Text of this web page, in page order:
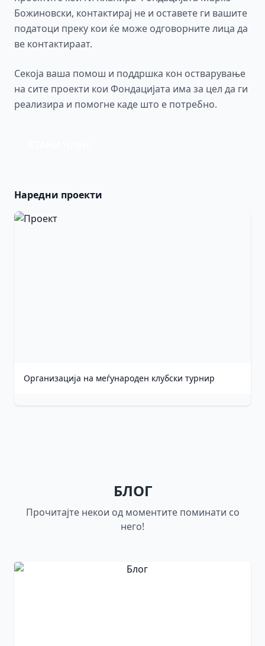
Божиновски, контактирај не и оставете ги вашите
податоци преку кои ќе може одговорните лица да
ве контактираат.
Секоја ваша помош и поддршка кон остварување
на сите проекти кои Фондацијата има за цел да ги
реализира и помогне каде што е потребно.
Наредни проекти
Организација на меѓународен клубски турнир
БЛОГ
Прочитајте некои од моментите поминати со
него!